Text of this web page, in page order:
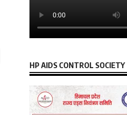
HP AIDS CONTROL SOCIETY